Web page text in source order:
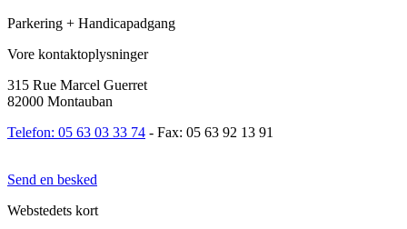
Parkering + Handicapadgang
Vore kontaktoplysninger
315 Rue Marcel Guerret
82000 Montauban
Telefon: 05 63 03 33 74 - Fax: 05 63 92 13 91
Send en besked
Webstedets kort